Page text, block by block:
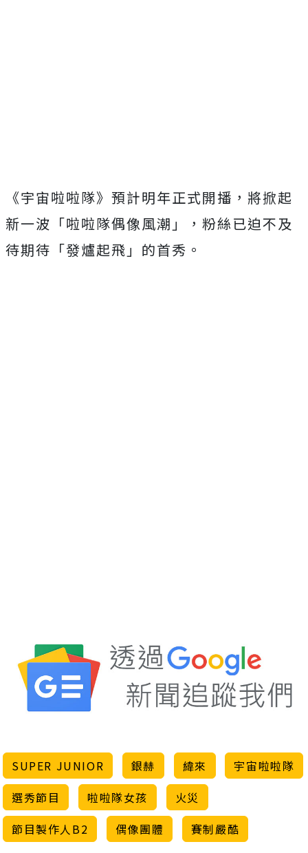
《宇宙啦啦隊》預計明年正式開播，將掀起
新一波「啦啦隊偶像風潮」，粉絲已迫不及
待期待「發爐起飛」的首秀。
SUPER JUNIOR 銀赫 緯來
宇宙啦啦隊
選秀節目
啦啦隊女孩
火災
節目製作人B2
偶像團體 賽制嚴酷